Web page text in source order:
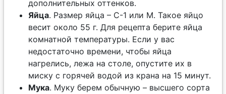
дополнительных оттенков.
Яйца. Размер яйца – С-1 или М. Такое яйцо
весит около 55 г. Для рецепта берите яйца
комнатной температуры. Если у вас
недостаточно времени, чтобы яйца
нагрелись, лежа на столе, опустите их в
миску с горячей водой из крана на 15 минут.
Мука. Муку берем обычную – высшего сорта